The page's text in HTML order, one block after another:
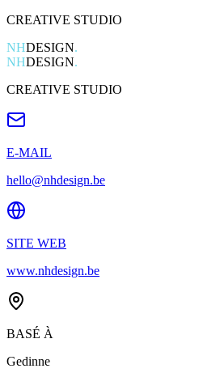
CREATIVE STUDIO
NHDESIGN.
NHDESIGN.
CREATIVE STUDIO
E-MAIL
hello@nhdesign.be
SITE WEB
www.nhdesign.be
BASÉ À
Gedinne